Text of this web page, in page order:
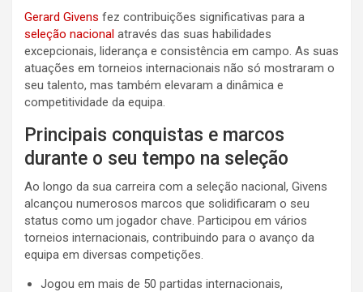
Gerard Givens fez contribuições significativas para a
seleção nacional através das suas habilidades
excepcionais, liderança e consistência em campo. As suas
atuações em torneios internacionais não só mostraram o
seu talento, mas também elevaram a dinâmica e
competitividade da equipa.
Principais conquistas e marcos
durante o seu tempo na seleção
Ao longo da sua carreira com a seleção nacional, Givens
alcançou numerosos marcos que solidificaram o seu
status como um jogador chave. Participou em vários
torneios internacionais, contribuindo para o avanço da
equipa em diversas competições.
Jogou em mais de 50 partidas internacionais,